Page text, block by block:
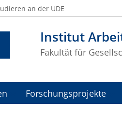
Institut
Fakultät für
an der UDE
Forschungsprojekte